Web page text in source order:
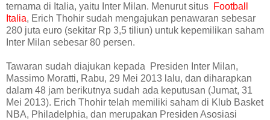
ternama di Italia, yaitu Inter Milan. Menurut situs Football
Italia, Erich Thohir sudah mengajukan penawaran sebesar
280 juta euro (sekitar Rp 3,5 tiliun) untuk kepemilikan saham
Inter Milan sebesar 80 persen.
Tawaran sudah diajukan kepada
Presiden Inter Milan,
Massimo Moratti, Rabu, 29 Mei 2013 lalu, dan diharapkan
dalam 48 jam berikutnya sudah ada keputusan (Jumat, 31
Mei 2013). Erich Thohir telah memiliki saham di Klub Basket
NBA, Philadelphia, dan merupakan Presiden Asosiasi